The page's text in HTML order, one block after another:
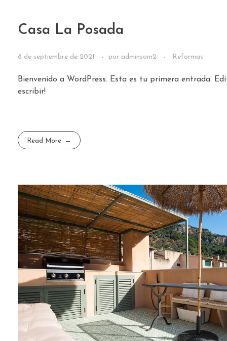
Casa La Posada
8 de septiembre de 2021 por adminsom2 Reformas
Bienvenido a WordPress. Esta es tu primera entrada.
escribir!
Read More